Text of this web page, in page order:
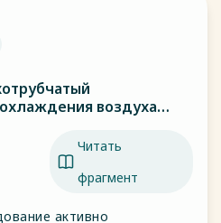
воздуха
Читать
фрагмент
активно